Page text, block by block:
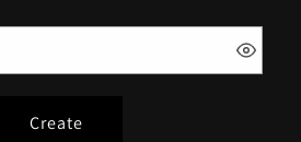
Create